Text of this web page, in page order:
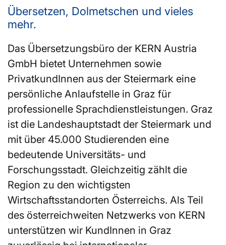
Übersetzen, Dolmetschen und vieles
mehr.
Das Übersetzungsbüro der KERN Austria
GmbH bietet Unternehmen sowie
PrivatkundInnen aus der Steiermark eine
persönliche Anlaufstelle in Graz für
professionelle Sprachdienstleistungen. Graz
ist die Landeshauptstadt der Steiermark und
mit über 45.000 Studierenden eine
bedeutende Universitäts- und
Forschungsstadt. Gleichzeitig zählt die
Region zu den wichtigsten
Wirtschaftsstandorten Österreichs. Als Teil
des österreichweiten Netzwerks von KERN
unterstützen wir KundInnen in Graz